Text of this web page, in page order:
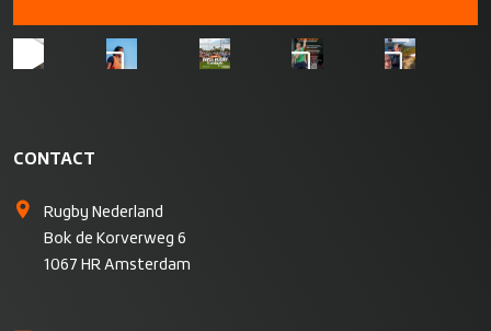
CONTACT
Rugby Nederland
Bok de Korverweg 6
1067 HR Amsterdam